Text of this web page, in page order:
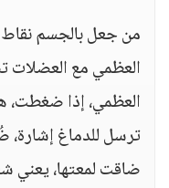
من جعل بالجسم
العظمي مع
العظمي، إذا ضغطت،
ترسل للدماغ إشارة،
ضاقت لمعتها، يعني